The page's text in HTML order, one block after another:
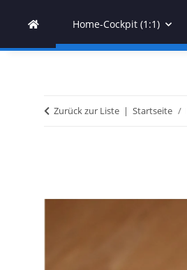
Home-Cockpit (1:1)
Zurück zur Liste Startseite